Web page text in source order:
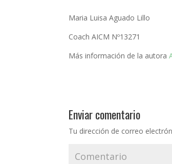
Maria Luisa Aguado Lillo
Coach AICM Nº13271
Más información de la autora
Enviar comentario
Tu dirección de correo